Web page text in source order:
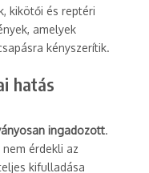
kikötői és reptéri
amelyek
kényszerítik.
hatás
ingadozott.
érdekli az
kifulladása